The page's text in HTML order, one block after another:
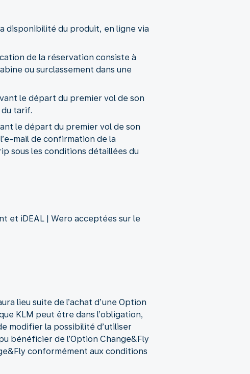
disponibilité du produit, en ligne via
de la réservation consiste à
ou surclassement dans une
le départ du premier vol de son
tarif.
le départ du premier vol de son
mail de confirmation de la
sous les conditions détaillées du
et iDEAL | Wero acceptées sur le
lieu suite de l’achat d’une Option
KLM peut être dans l’obligation,
modifier la possibilité d’utiliser
bénéficier de l’Option Change&Fly
conformément aux conditions